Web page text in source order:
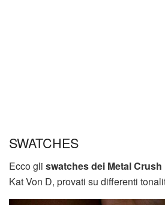
SWATCHES
Ecco gli swatches dei Metal
Kat Von D, provati su differenti